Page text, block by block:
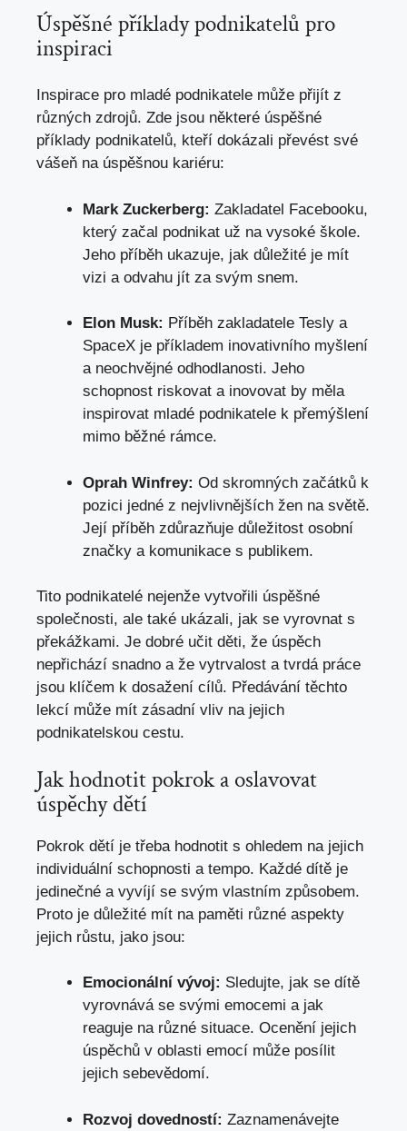
Úspěšné příklady podnikatelů pro
inspiraci
Inspirace pro mladé podnikatele může přijít z
⁣různých zdrojů. Zde jsou některé úspěšné‍
příklady ⁢podnikatelů, kteří dokázali převést své
vášeň na úspěšnou kariéru:
Mark⁢ Zuckerberg: Zakladatel Facebooku,
který začal⁢ podnikat už na‌ vysoké škole.
Jeho⁣ příběh ukazuje, jak důležité je mít
vizi a odvahu jít za​ svým snem.
Elon Musk: Příběh⁣ zakladatele Tesly a
SpaceX je příkladem inovativního myšlení
a neochvějné odhodlanosti. Jeho
schopnost riskovat a inovovat by měla
inspirovat ⁢mladé podnikatele k ⁤přemýšlení
⁤mimo⁣ běžné rámce.
Oprah Winfrey: Od skromných začátků k
pozici jedné z nejvlivnějších ⁢žen na světě.
Její příběh zdůrazňuje důležitost osobní
značky a ⁣komunikace s publikem.
Tito podnikatelé nejenže vytvořili úspěšné⁣
společnosti,‌ ale také ukázali, ⁢jak se vyrovnat s
překážkami. Je dobré⁤ učit děti, že úspěch‌
nepřichází snadno a že⁢ vytrvalost a⁢ tvrdá práce
⁤jsou klíčem k dosažení cílů. ‌Předávání těchto
⁤lekcí může mít zásadní vliv na jejich
podnikatelskou cestu.
Jak hodnotit pokrok⁢ a oslavovat
úspěchy dětí
Pokrok dětí je třeba hodnotit s ohledem na jejich
individuální ⁢schopnosti a tempo. Každé dítě je
jedinečné a⁤ vyvíjí ‍se svým vlastním způsobem.
Proto je důležité ‌mít na paměti různé aspekty​
jejich růstu, jako jsou:
Emocionální vývoj: Sledujte, jak se ⁣dítě‌
vyrovnává ⁤se⁢ svými emocemi a‍ jak
reaguje na různé situace. Ocenění ‍jejich‌
úspěchů v oblasti emocí ⁣může posílit
jejich sebevědomí.
Rozvoj dovedností: Zaznamenávejte